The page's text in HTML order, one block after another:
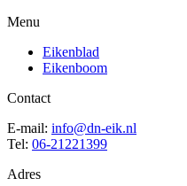
Menu
Eikenblad
Eikenboom
Contact
E-mail: info@dn-eik.nl
Tel: 06-21221399
Adres